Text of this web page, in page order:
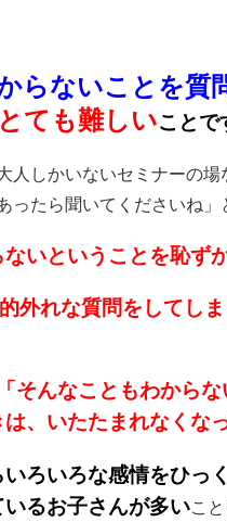
からないことを質
ても難しいことで
人しかいないセミナーの
ったら聞いてくださいね
いということを恥ず
的外れな質問をしてし
「そんなこともわから
は、いたたまれなくな
いろいろな感情をひっ
いるお子さんが多いこ